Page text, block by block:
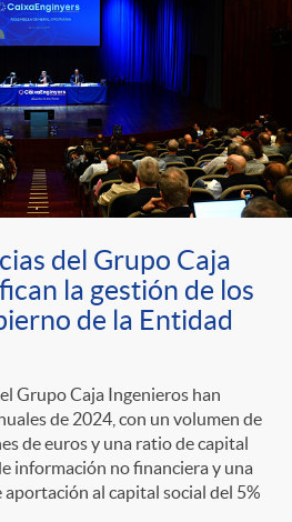
del Grupo Caja
la gestión de los
de la Entidad
Grupo Caja Ingenieros han
de 2024, con un volumen de
de euros y una ratio de capital
información no financiera y una
al capital social del 5%